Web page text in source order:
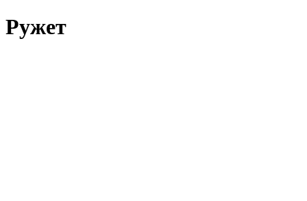
Ружет